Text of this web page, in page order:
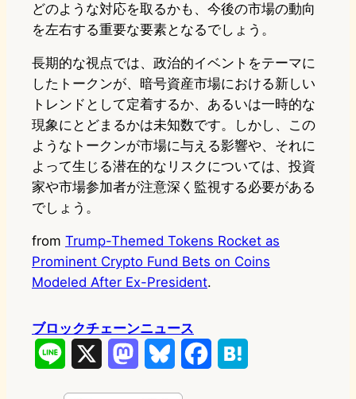
どのような対応を取るかも、今後の市場の動向
を左右する重要な要素となるでしょう。
長期的な視点では、政治的イベントをテーマに
したトークンが、暗号資産市場における新しい
トレンドとして定着するか、あるいは一時的な
現象にとどまるかは未知数です。しかし、この
ようなトークンが市場に与える影響や、それに
よって生じる潜在的なリスクについては、投資
家や市場参加者が注意深く監視する必要がある
でしょう。
from Trump-Themed Tokens Rocket as
Prominent Crypto Fund Bets on Coins
Modeled After Ex-President.
ブロックチェーンニュース